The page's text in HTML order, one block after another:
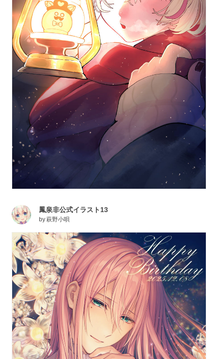
鳳泉非公式イラスト13
by萩野小唄